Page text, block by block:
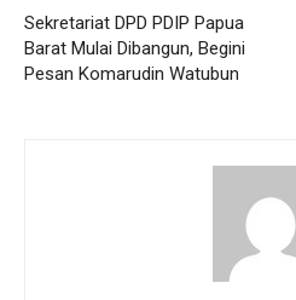
Sekretariat DPD PDIP Papua
Barat Mulai Dibangun, Begini
Pesan Komarudin Watubun